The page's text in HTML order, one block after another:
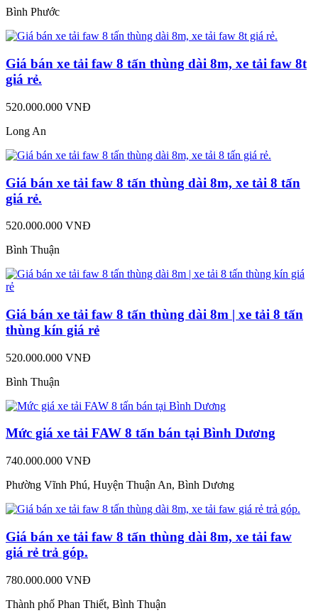
Bình Phước
Giá bán xe tải faw 8 tấn thùng dài 8m, xe tải faw 8t
giá rẻ.
520.000.000 VNĐ
Long An
Giá bán xe tải faw 8 tấn thùng dài 8m, xe tải 8 tấn
giá rẻ.
520.000.000 VNĐ
Bình Thuận
Giá bán xe tải faw 8 tấn thùng dài 8m | xe tải 8 tấn
thùng kín giá rẻ
520.000.000 VNĐ
Bình Thuận
Mức giá xe tải FAW 8 tấn bán tại Bình Dương
740.000.000 VNĐ
Phường Vĩnh Phú, Huyện Thuận An, Bình Dương
Giá bán xe tải faw 8 tấn thùng dài 8m, xe tải faw
giá rẻ trả góp.
780.000.000 VNĐ
Thành phố Phan Thiết, Bình Thuận